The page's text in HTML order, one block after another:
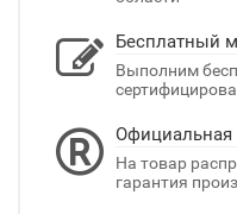
Бесплатный
Выполним
Официальная
На товар
гарантия